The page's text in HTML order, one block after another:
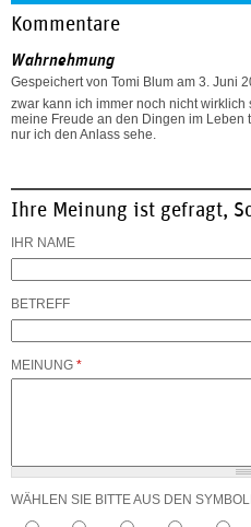
Kommentare
Wahrnehmung
Gespeichert von Tomi Blum am 3. Juni
zwar kann ich immer noch nicht
meine Freude an den Dingen im Leben
nur ich den Anlass sehe.
Ihre Meinung ist gefragt,
IHR NAME
BETREFF
MEINUNG *
WÄHLEN SIE BITTE AUS DEN